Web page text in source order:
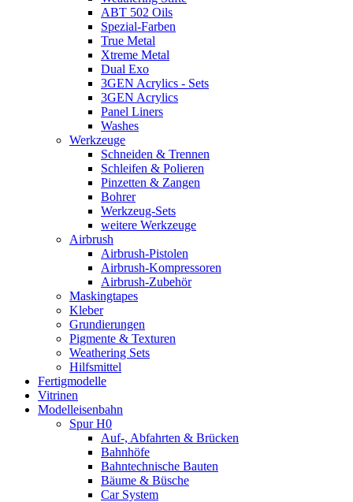
ABT 502 Oils
Spezial-Farben
True Metal
Xtreme Metal
Dual Exo
3GEN Acrylics - Sets
3GEN Acrylics
Panel Liners
Washes
Werkzeuge
Schneiden & Trennen
Schleifen & Polieren
Pinzetten & Zangen
Bohrer
Werkzeug-Sets
weitere Werkzeuge
Airbrush
Airbrush-Pistolen
Airbrush-Kompressoren
Airbrush-Zubehör
Maskingtapes
Kleber
Grundierungen
Pigmente & Texturen
Weathering Sets
Hilfsmittel
Fertigmodelle
Vitrinen
Modelleisenbahn
Spur H0
Auf-, Abfahrten & Brücken
Bahnhöfe
Bahntechnische Bauten
Bäume & Büsche
Car System